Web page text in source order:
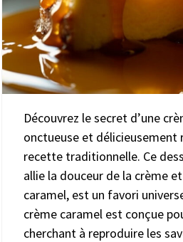
Découvrez le secret d’une
onctueuse et délicieusement
recette traditionnelle. Ce
allie la douceur de la crème
caramel, est un favori
crème caramel est conçue
cherchant à reproduire les